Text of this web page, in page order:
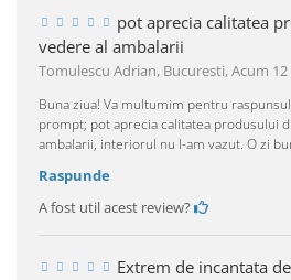
pot aprecia calitatea
vedere al ambalarii
Tomulescu Adrian, Bucuresti,Acum 12
Buna ziua! Va multumim pentru raspunsul
prompt; pot aprecia calitatea produsului
ambalarii, interiorul nu l-am vazut. O zi
Raspunde
A fost util acest review?
Extrem de incantata